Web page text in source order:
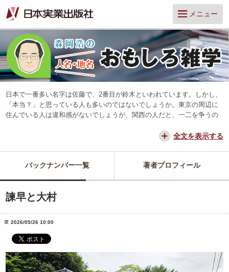
メニュー
日本で一番多い名字は佐藤で、2番目が鈴木といわれています。しかし、
「本当？」と思っている人も多いのではないでしょうか。東京の周辺に
住んでいる人は違和感がないでしょうが、関西の人だと、一二を争うの
交通が便利になって、東京からだと、離島や山中を除いてほとんどの所
思っています。
全文を表示する
バックナンバー一覧 著者プロフィール
諫早と大村
2026/05/26 10:00